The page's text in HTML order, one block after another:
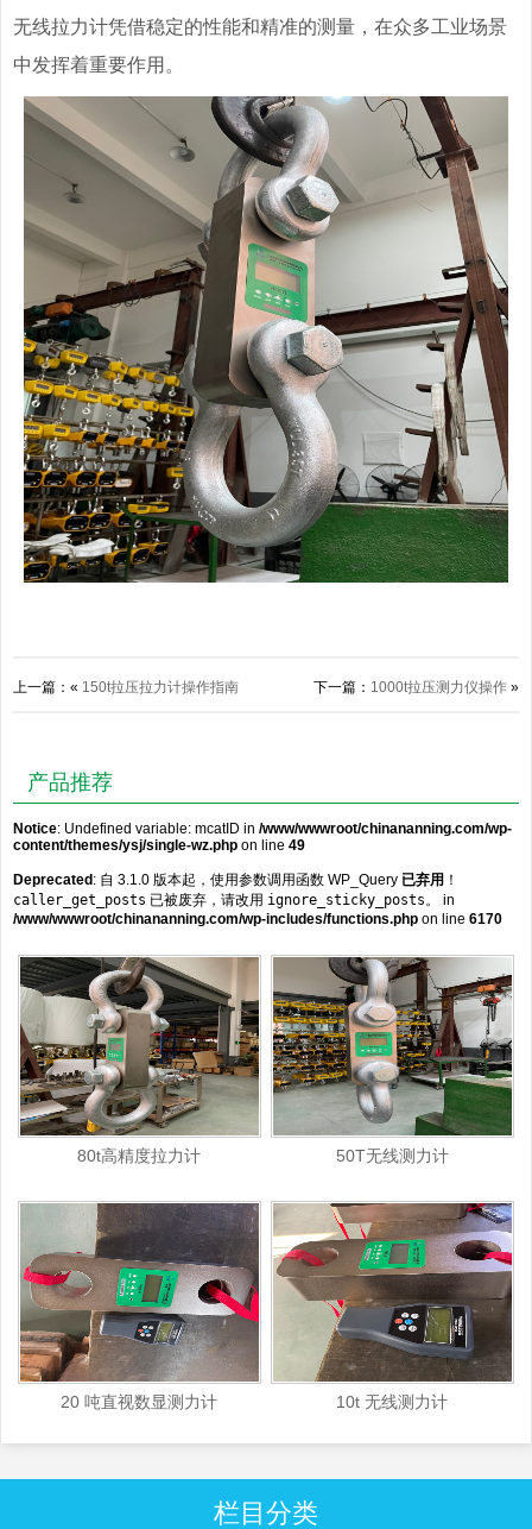
无线拉力计凭借稳定的性能和精准的测量，在众多工业场景
中发挥着重要作用。
上一篇：« 150t拉压拉力计操作指南 下一篇： 1000t拉压测力仪操作 »
产品推荐
Notice: Undefined variable: mcatID in /www/wwwroot/chinananning.com/wp-
content/themes/ysj/single-wz.php on line 49
Deprecated: 自 3.1.0 版本起，使用参数调用函数 WP_Query 已弃用 ！
caller_get_posts 已被废弃，请改用 ignore_sticky_posts 。 in
/www/wwwroot/chinananning.com/wp-includes/functions.php on line 6170
80t高精度拉力计 50T无线测力计
20 吨直视数显测力计 10t 无线测力计
栏目分类